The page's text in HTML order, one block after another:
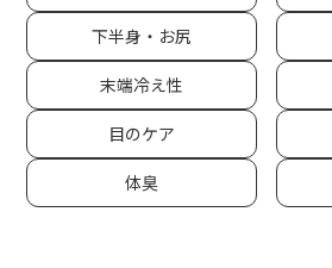
下半身・お尻
末端冷え性
目のケア
体臭